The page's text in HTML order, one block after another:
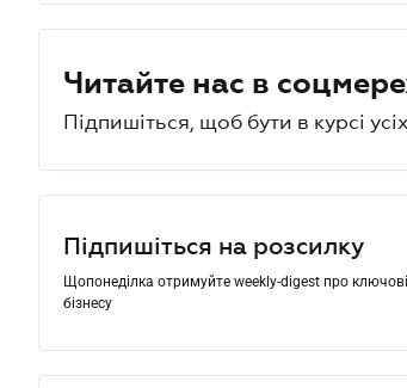
Читайте нас в
Підпишіться, щоб бути в курсі
Підпишіться на розсилку
Щопонеділка отримуйте weekly-digest про ключові
бізнесу